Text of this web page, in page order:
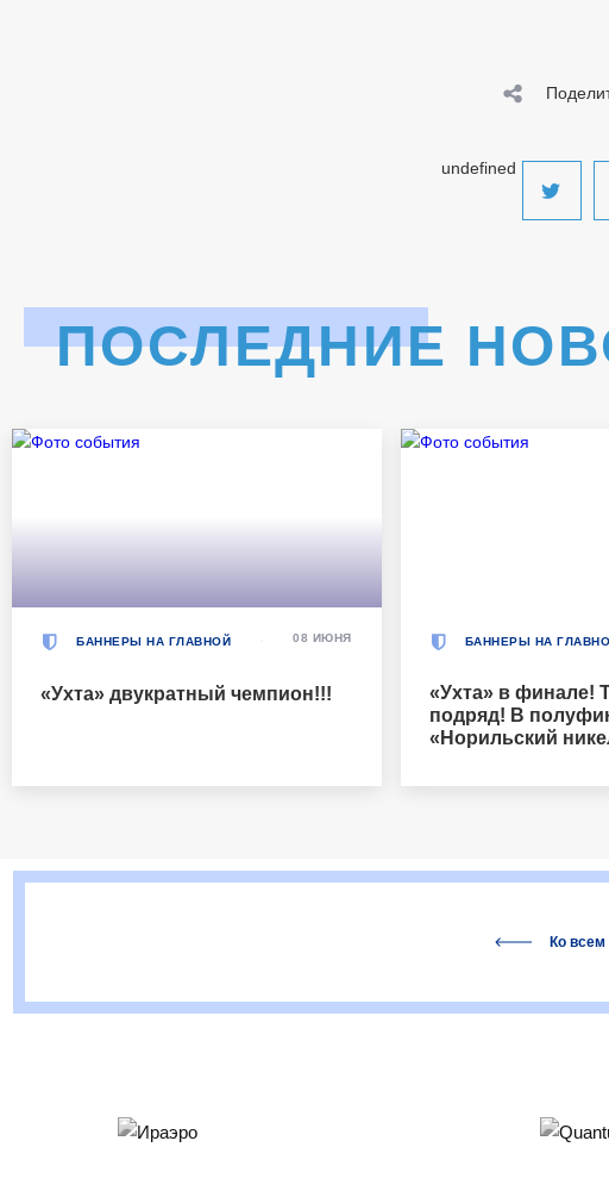
undefined
ПОСЛЕДНИЕ
БАННЕРЫ НА ГЛАВНОЙ
«Ухта» двукратный чемпион!!!
08 ИЮНЯ БАННЕРЫ НА
«Ухта» в финале!
подряд! В
«Норильский
Ко всем